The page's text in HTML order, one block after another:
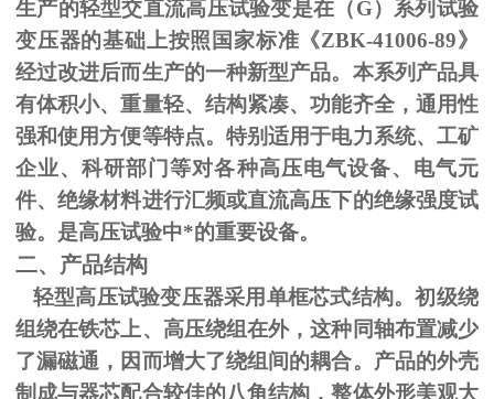
生产的轻型交直流高压试验变是在（G）系列试验
变压器的基础上按照国家标准《ZBK-41006-89》
经过改进后而生产的一种新型产品。本系列产品具
有体积小、重量轻、结构紧凑、功能齐全，通用性
强和使用方便等特点。特别适用于电力系统、工矿
企业、科研部门等对各种高压电气设备、电气元
件、绝缘材料进行汇频或直流高压下的绝缘强度试
验。是高压试验中*的重要设备。
二、产品结构
轻型高压试验变压器采用单框芯式结构。初级绕
组绕在铁芯上、高压绕组在外，这种同轴布置减少
了漏磁通，因而增大了绕组间的耦合。产品的外壳
制成与器芯配合较佳的八角结构，整体外形美观大